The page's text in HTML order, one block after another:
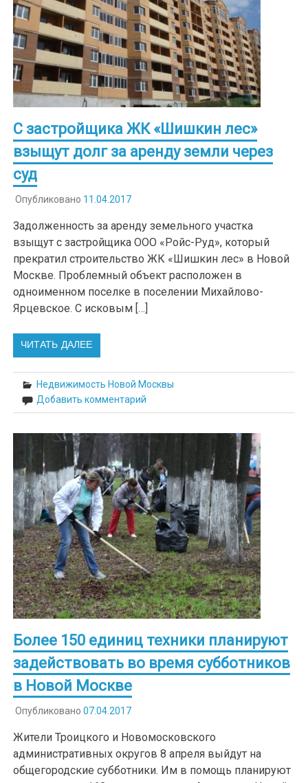
С застройщика ЖК «Шишкин лес»
взыщут долг за аренду земли через
суд
Опубликовано 11.04.2017
Задолженность за аренду земельного участка
взыщут с застройщика ООО «Ройс-Руд», который
прекратил строительство ЖК «Шишкин лес» в Новой
Москве. Проблемный объект расположен в
одноименном поселке в поселении Михайлово-
Ярцевское. С исковым […]
ЧИТАТЬ ДАЛЕЕ
Недвижимость Новой Москвы
Добавить комментарий
Более 150 единиц техники планируют
задействовать во время субботников
в Новой Москве
Опубликовано 07.04.2017
Жители Троицкого и Новомосковского
административных округов 8 апреля выйдут на
общегородские субботники. Им в помощь планируют